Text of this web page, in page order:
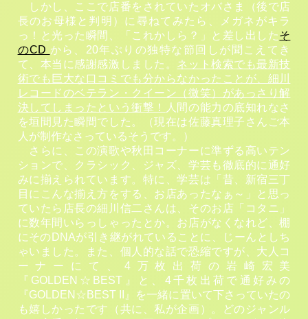
しかし、ここで店番をされていたオバさま（後で店
長のお母様と判明）に尋ねてみたら、メガネがキラ
っ！と光った瞬間、「これかしら？」と差し出したそ
のCD から、20年ぶりの独特な節回しが聞こえてき
て、本当に感謝感激しました。 ネット検索でも最新技
術でも巨大な口コミでも分からなかったことが、細川
レコードのベテラン・クイーン（微笑）があっさり解
決してしまったという衝撃！
人間の能力の底知れなさ
を垣間見た瞬間でした。（現在は佐藤真理子さんご本
人が制作なさっているそうです。）
さらに、この演歌や秋田コーナーに準ずる高いテン
ションで、クラシック、ジャズ、学芸も徹底的に通好
みに揃えられています。特に、学芸は「昔、新宿三丁
目にこんな揃え方をする、お店あったなぁ～」と思っ
ていたら店長の細川信二さんは、そのお店「コタニ」
に数年間いらっしゃったとか。お店がなくなれど、棚
にそのDNAが引き継がれていることに、じーんとしち
ゃいました。また、個人的な話で恐縮ですが、大人コ
ーナーにて、4万枚出荷の岩崎宏美
『GOLDEN☆BEST』と、4千枚出荷で通好みの
『GOLDEN☆BEST II』を一緒に置いて下さっていたの
も嬉しかったです（共に、私が企画）。どのジャンル